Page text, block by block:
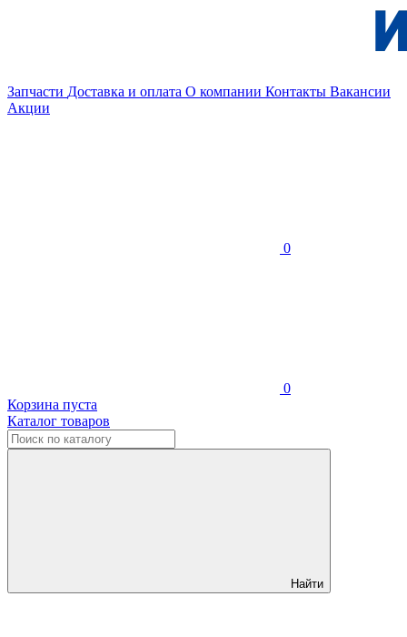
Запчасти Доставка и оплата О компании Контакты Вакансии
Акции
0
0
Корзина пуста
Каталог товаров
Найти